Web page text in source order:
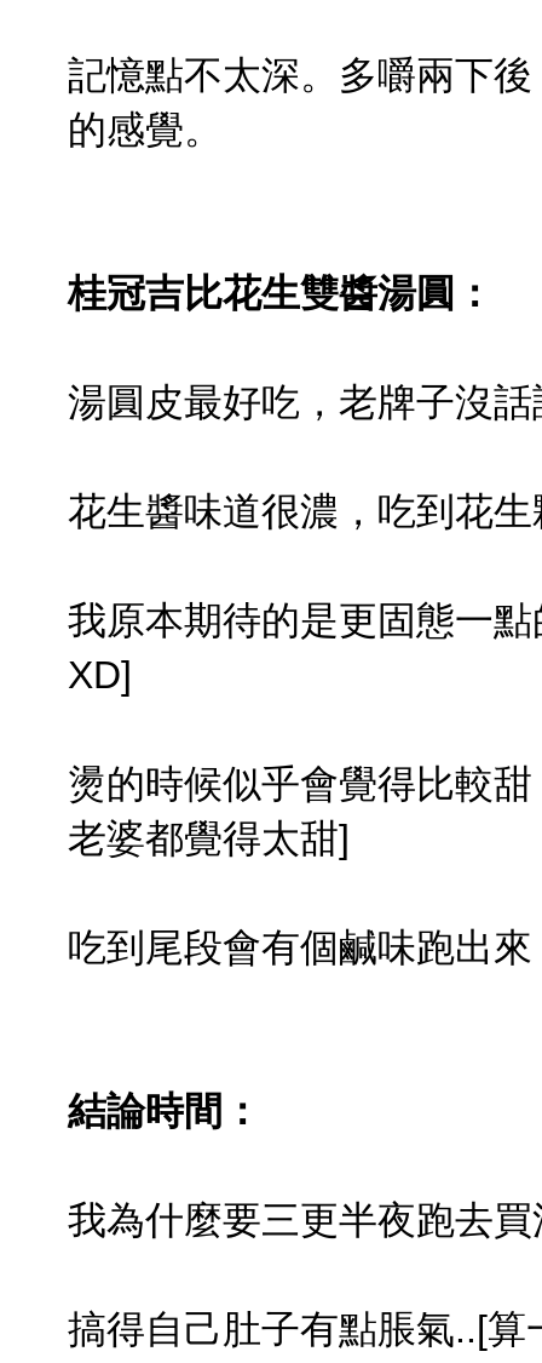
記憶點不太深。多嚼兩下
的感覺。
桂冠吉比花生雙醬湯圓：
湯圓皮最好吃，老牌子沒話
花生醬味道很濃，吃到花
我原本期待的是更固態一
XD]
燙的時候似乎會覺得比較
老婆都覺得太甜]
吃到尾段會有個鹹味跑出
結論時間：
我為什麼要三更半夜跑去
搞得自己肚子有點脹氣..[